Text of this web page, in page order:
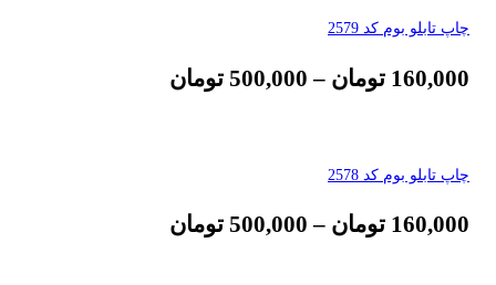
چاپ تابلو بوم کد 2579
160,000 تومان –
500,000 تومان
چاپ تابلو بوم کد 2578
160,000 تومان –
500,000 تومان